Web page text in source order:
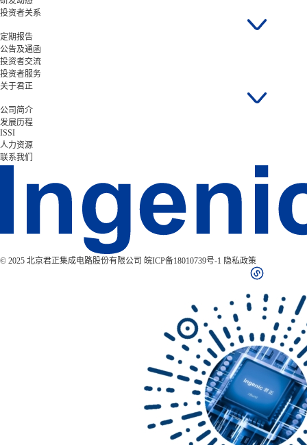
投资者关系
定期报告
公告及通函
投资者交流
投资者服务
关于君正
公司简介
发展历程
ISSI
人力资源
联系我们
© 2025 北京君正集成电路股份有限公司 皖ICP备18010739号-1 隐私政策